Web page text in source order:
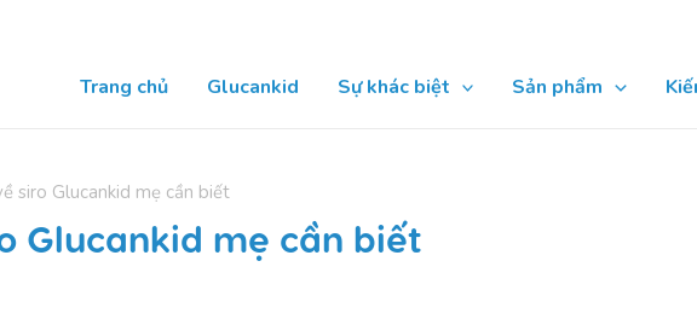
Trang chủ Glucankid Sự khác biệt Sản phẩm
siro Glucankid mẹ cần biết
Glucankid mẹ cần biết